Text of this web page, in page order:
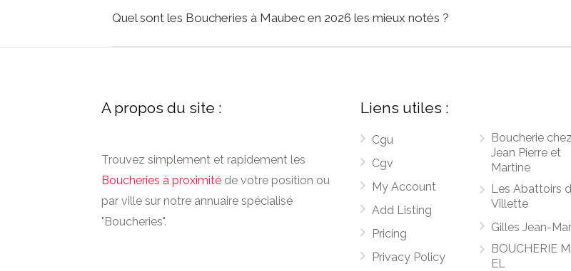
Quel sont les Boucheries à Maubec en 2026 les mieux notés ?
A propos du site :
Trouvez simplement et rapidement les
Boucheries à proximité de votre position ou
par ville sur notre annuaire spécialisé
"Boucheries".
Liens utiles :
Cgu
Cgv
My Account
Add Listing
Pricing
Privacy Policy
Boucherie chez
Jean Pierre et
Martine
Les Abattoirs
Villette
Gilles Jean-
BOUCHERIE
EL